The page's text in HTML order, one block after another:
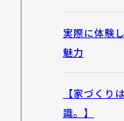
実際に体験
魅力
【家づくり
識。】